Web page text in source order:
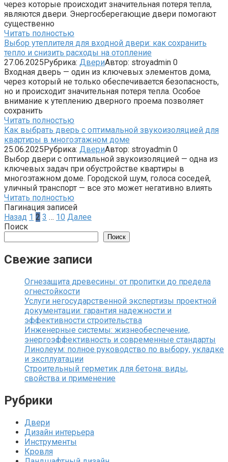
через которые происходит значительная потеря тепла,
являются двери. Энергосберегающие двери помогают
существенно
Читать полностью
Выбор утеплителя для входной двери: как сохранить
тепло и снизить расходы на отопление
27.06.2025Рубрика: ДвериАвтор: stroyadmin 0
Входная дверь — один из ключевых элементов дома,
через который не только обеспечивается безопасность,
но и происходит значительная потеря тепла. Особое
внимание к утеплению дверного проема позволяет
сохранить
Читать полностью
Как выбрать дверь с оптимальной звукоизоляцией для
квартиры в многоэтажном доме
25.06.2025Рубрика: ДвериАвтор: stroyadmin 0
Выбор двери с оптимальной звукоизоляцией — одна из
ключевых задач при обустройстве квартиры в
многоэтажном доме. Городской шум, голоса соседей,
уличный транспорт — все это может негативно влиять
Читать полностью
Пагинация записей
Назад 1 2 3 … 10 Далее
Поиск
Поиск
Свежие записи
Огнезащита древесины: от пропитки до предела
огнестойкости
Услуги негосударственной экспертизы проектной
документации: гарантия надежности и
эффективности строительства
Инженерные системы: жизнеобеспечение,
энергоэффективность и современные стандарты
Линолеум: полное руководство по выбору, укладке
и эксплуатации
Строительный герметик для бетона: виды,
свойства и применение
Рубрики
Двери
Дизайн интерьера
Инструменты
Кровля